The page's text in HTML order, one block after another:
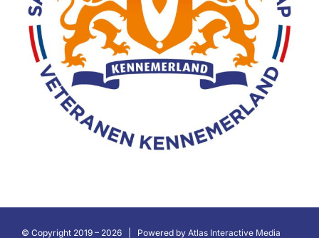
© Copyright 2019 – 2026 | Powered by Atlas Interactive Media